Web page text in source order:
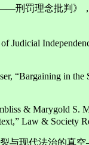
刑罚理念批判》
Judicial
“Bargaining in the
& Marygold S.
Law & Society
与现代法治的真